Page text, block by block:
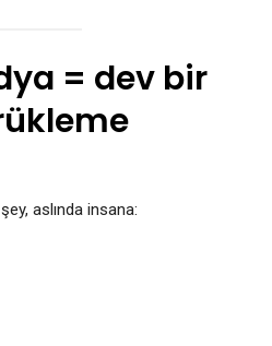
= dev bir
aslında insana: